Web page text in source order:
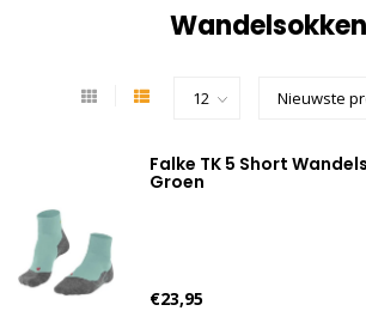
Wandelsokken
Falke TK 5 Short
Groen
€23,95